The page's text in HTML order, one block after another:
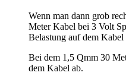
Wenn man dann grob
Meter Kabel bei 3 Volt
Belastung auf dem
Bei dem 1,5 Qmm 30
dem Kabel ab.